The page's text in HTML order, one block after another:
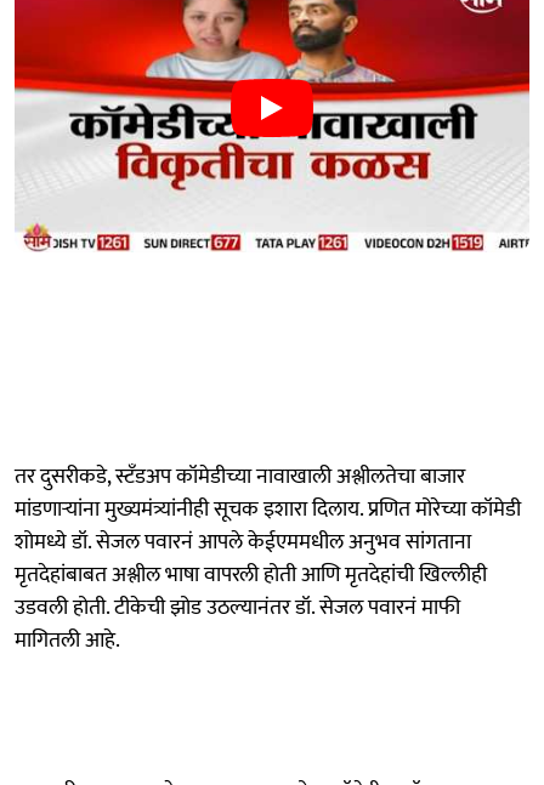
तर दुसरीकडे, स्टँडअप कॉमेडीच्या नावाखाली अश्लीलतेचा बाजार
मांडणाऱ्यांना मुख्यमंत्र्यांनीही सूचक इशारा दिलाय. प्रणित मोरेच्या कॉमेडी
शोमध्ये डॉ. सेजल पवारनं आपले केईएममधील अनुभव सांगताना
मृतदेहांबाबत अश्लील भाषा वापरली होती आणि मृतदेहांची खिल्लीही
उडवली होती. टीकेची झोड उठल्यानंतर डॉ. सेजल पवारनं माफी
मागितली आहे.